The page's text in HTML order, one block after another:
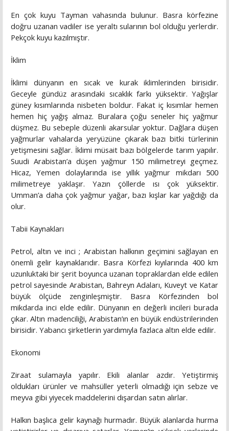
En çok kuyu Tayman vahasında bulunur. Basra körfezine
doğru uzanan vadiler ise yeraltı sularının bol olduğu yerlerdir.
Pekçok kuyu kazılmıştır.
İklim
İklimi dünyanın en sıcak ve kurak iklimlerinden birisidir.
Geceyle gündüz arasındaki sıcaklık farkı yüksektir. Yağışlar
güney kısımlarında nisbeten boldur. Fakat iç kısımlar hemen
hemen hiç yağış almaz. Buralara çoğu seneler hiç yağmur
düşmez. Bu sebeple düzenli akarsular yoktur. Dağlara düşen
yağmurlar vahalarda yeryüzüne çıkarak bazı bitki türlerinin
yetişmesini sağlar. İklimi müsait bazı bölgelerde tarım yapılır.
Suudi Arabistan’a düşen yağmur 150 milimetreyi geçmez.
Hicaz, Yemen dolaylarında ise yıllık yağmur mikdarı 500
milimetreye yaklaşır. Yazın çöllerde ısı çok yüksektir.
Umman’a daha çok yağmur yağar, bazı kışlar kar yağdığı da
olur.
Tabii Kaynakları
Petrol, altın ve inci ; Arabistan halkının geçimini sağlayan en
önemli gelir kaynaklarıdır. Basra Körfezi kıyılarında 400 km
uzunluktaki bir şerit boyunca uzanan topraklardan elde edilen
petrol sayesinde Arabistan, Bahreyn Adaları, Kuveyt ve Katar
büyük ölçüde zenginleşmiştir. Basra Körfezinden bol
mikdarda inci elde edilir. Dünyanın en değerli incileri burada
çıkar. Altın madenciliği, Arabistan’ın en büyük endüstrilerinden
birisidir. Yabancı şirketlerin yardımıyla fazlaca altın elde edilir.
Ekonomi
Ziraat sulamayla yapılır. Ekili alanlar azdır. Yetiştirmiş
oldukları ürünler ve mahsüller yeterli olmadığı için sebze ve
meyva gibi yiyecek maddelerini dışardan satın alırlar.
Halkın başlıca gelir kaynağı hurmadır. Büyük alanlarda hurma